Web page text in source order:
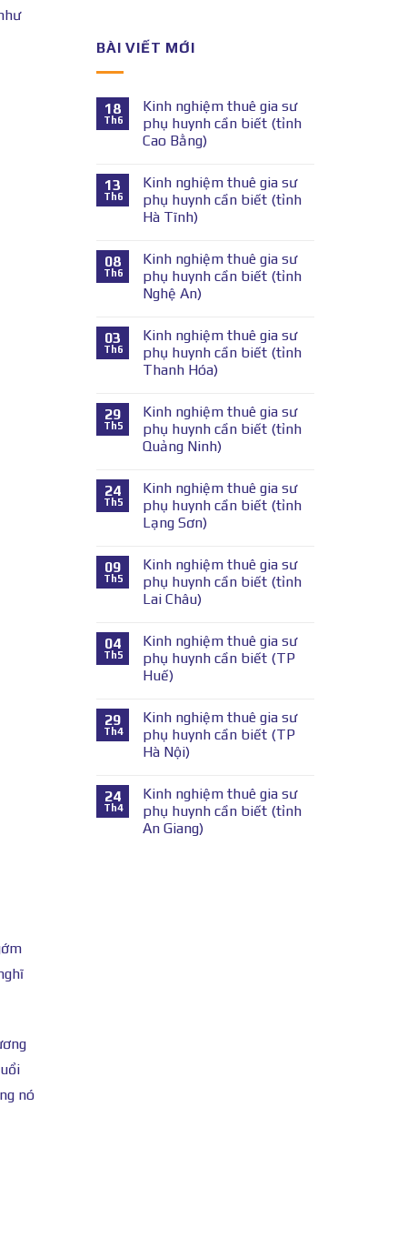
nó
BÀI VIẾT MỚI
18
Th6
Kinh nghiệm thuê gia sư
phụ huynh cần biết (tỉnh
Cao Bằng)
13
Th6
Kinh nghiệm thuê gia sư
phụ huynh cần biết (tỉnh
Hà Tĩnh)
08
Th6
Kinh nghiệm thuê gia sư
phụ huynh cần biết (tỉnh
Nghệ An)
03
Th6
Kinh nghiệm thuê gia sư
phụ huynh cần biết (tỉnh
Thanh Hóa)
29
Th5
Kinh nghiệm thuê gia sư
phụ huynh cần biết (tỉnh
Quảng Ninh)
24
Th5
Kinh nghiệm thuê gia sư
phụ huynh cần biết (tỉnh
Lạng Sơn)
09
Th5
Kinh nghiệm thuê gia sư
phụ huynh cần biết (tỉnh
Lai Châu)
04
Th5
Kinh nghiệm thuê gia sư
phụ huynh cần biết (TP
Huế)
29
Th4
Kinh nghiệm thuê gia sư
phụ huynh cần biết (TP
Hà Nội)
24
Th4
Kinh nghiệm thuê gia sư
phụ huynh cần biết (tỉnh
An Giang)